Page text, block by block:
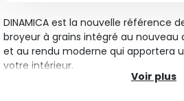
DINAMICA est la nouvelle référence
broyeur à grains intégré au nouveau
et au rendu moderne qui apportera
votre intérieur.
nouveau panneau deVoir plus